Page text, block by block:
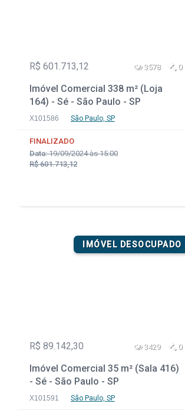
R$ 601.713,12 3578 0
Imóvel Comercial 338 m² (Loja
164) - Sé - São Paulo - SP
X101586 São Paulo, SP
FINALIZADO
Data:19/09/2024 às 15:00
R$ 601.713,12
IMÓVEL DESOCUPADO
R$ 89.142,30 3429 0
Imóvel Comercial 35 m² (Sala 416)
- Sé - São Paulo - SP
X101591 São Paulo, SP